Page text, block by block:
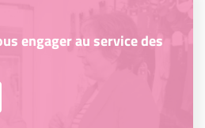
engager au service des